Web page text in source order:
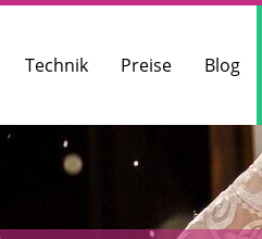
Technik Preise Blog